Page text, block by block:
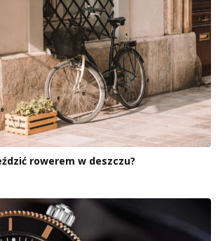
rowerem w deszczu?